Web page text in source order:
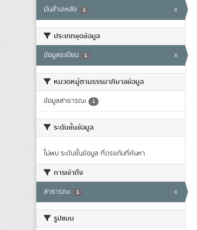
มันสำปะหลัง 1 x
ประเภทชุดข้อมูล
ข้อมูลระเบียน 1 x
หมวดหมู่ตามธรรมาภิบาลข้อมูล
ข้อมูลสาธารณะ 1
ระดับชั้นข้อมูล
ไม่พบ ระดับชั้นข้อมูล ที่ตรงกับที่ค้นหา
การเข้าถึง
สาธารณะ 1 x
รูปแบบ